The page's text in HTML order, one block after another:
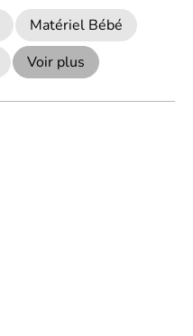
Matériel Bébé
Voir plus